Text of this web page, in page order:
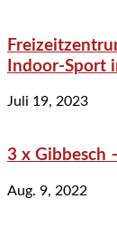
Indoor-Sport
Juli 19, 2023
3 x Gibbesch
Aug. 9, 2022